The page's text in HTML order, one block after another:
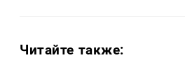
Читайте также: